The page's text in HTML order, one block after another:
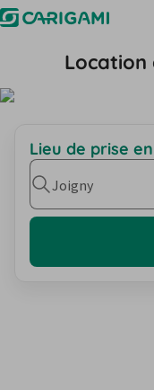
Location
Lieu de prise
Joigny